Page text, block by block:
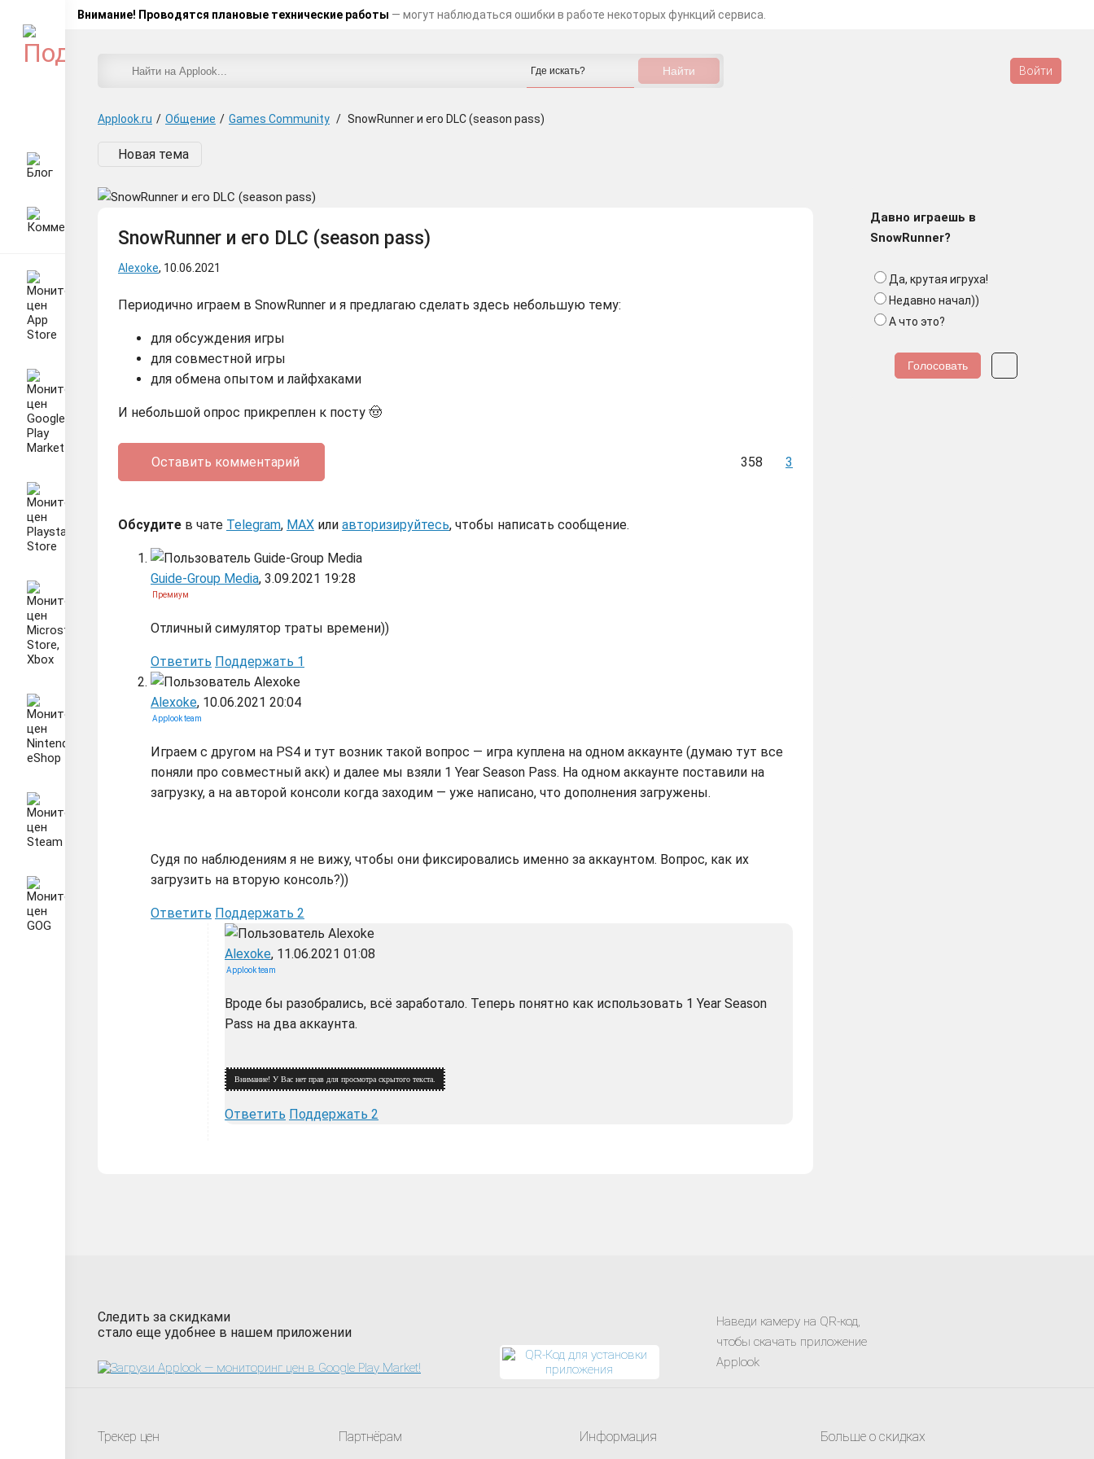
Внимание! Проводятся плановые технические работы — могут наблюдаться ошибки в работе некоторых функций сервиса.
Войти
Applook.ru / Общение / Games Community / SnowRunner и его DLC (season pass)
Новая тема
SnowRunner и его DLC (season pass)
Alexoke, 10.06.2021
Периодично играем в SnowRunner и я предлагаю сделать здесь небольшую тему:
для обсуждения игры
для совместной игры
для обмена опытом и лайфхаками
И небольшой опрос прикреплен к посту 🤠
Оставить комментарий 358 3
Обсудите в чате Telegram, MAX или авторизируйтесь, чтобы написать сообщение.
Guide-Group Media, 3.09.2021 19:28
Премиум
Отличный симулятор траты времени))
Ответить Поддержать 1
Alexoke, 10.06.2021 20:04
Applook team
Играем с другом на PS4 и тут возник такой вопрос — игра куплена на одном аккаунте (думаю тут все
поняли про совместный акк) и далее мы взяли 1 Year Season Pass. На одном аккаунте поставили на
загрузку, а на авторой консоли когда заходим — уже написано, что дополнения загружены.
Судя по наблюдениям я не вижу, чтобы они фиксировались именно за аккаунтом. Вопрос, как их
загрузить на вторую консоль?))
Ответить Поддержать 2
Alexoke, 11.06.2021 01:08
Applook team
Вроде бы разобрались, всё заработало. Теперь понятно как использовать 1 Year Season
Pass на два аккаунта.
Внимание! У Вас нет прав для просмотра скрытого текста.
Ответить Поддержать 2
Давно играешь в
SnowRunner?
Да, крутая игруха!
Недавно начал))
А что это?
Голосовать
Следить за скидками
стало еще удобнее в нашем приложении
Наведи камеру на QR-код,
чтобы скачать приложение
Applook
Трекер цен Партнёрам Информация Больше о скидках